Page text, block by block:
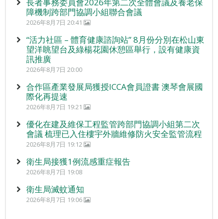
障機制跨部門協調小組聯合會議
2026年8月7日 20:41
“活力社區 – 體育健康諮詢站” 8月份分別在松山東
望洋眺望台及綠楊花園休憩區舉行，設有健康資
訊推廣
2026年8月7日 20:00
合作區產業發展局獲授ICCA會員證書 澳琴會展國
際化再提速
2026年8月7日 19:21
優化在建及維保工程監管跨部門協調小組第二次
會議 梳理已入住樓宇外牆維修防火安全監管流程
2026年8月7日 19:12
衛生局接獲1例流感重症報告
2026年8月7日 19:08
衛生局滅蚊通知
2026年8月7日 19:06